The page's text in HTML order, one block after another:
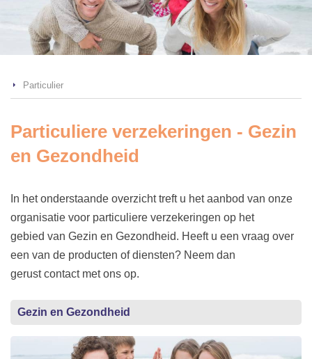
Particulier
Particuliere verzekeringen - Gezin
en Gezondheid
In het onderstaande overzicht treft u het aanbod van onze
organisatie voor particuliere verzekeringen op het
gebied van Gezin en Gezondheid. Heeft u een vraag over
een van de producten of diensten? Neem dan
gerust contact met ons op.
Gezin en Gezondheid